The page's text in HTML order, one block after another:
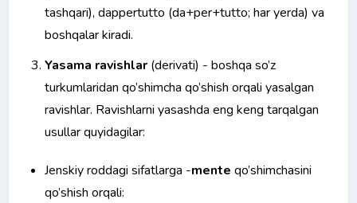
tashqari), dappertutto (da+per+tutto; har yerda) va
boshqalar kiradi.
Yasama ravishlar (derivati) - boshqa so’z
turkumlaridan qo’shimcha qo’shish orqali yasalgan
ravishlar. Ravishlarni yasashda eng keng tarqalgan
usullar quyidagilar:
Jenskiy roddagi sifatlarga -mente qo’shimchasini
qo’shish orqali: